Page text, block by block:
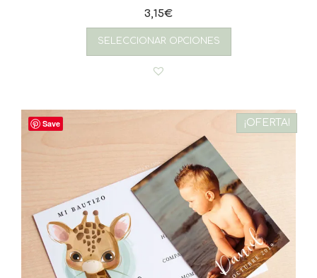
3,15€
SELECCIONAR OPCIONES
Save ¡OFERTA!